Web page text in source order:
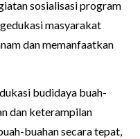
sosialisasi program
masyarakat
dan memanfaatkan
budidaya buah-
dan keterampilan
buahan secara tepat,